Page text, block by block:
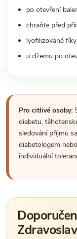
po otevření
chraňte před
lyofilizované
u džemu po
Pro citlivé osoby:
diabetu,
sledování příjmu
diabetologem
individuální